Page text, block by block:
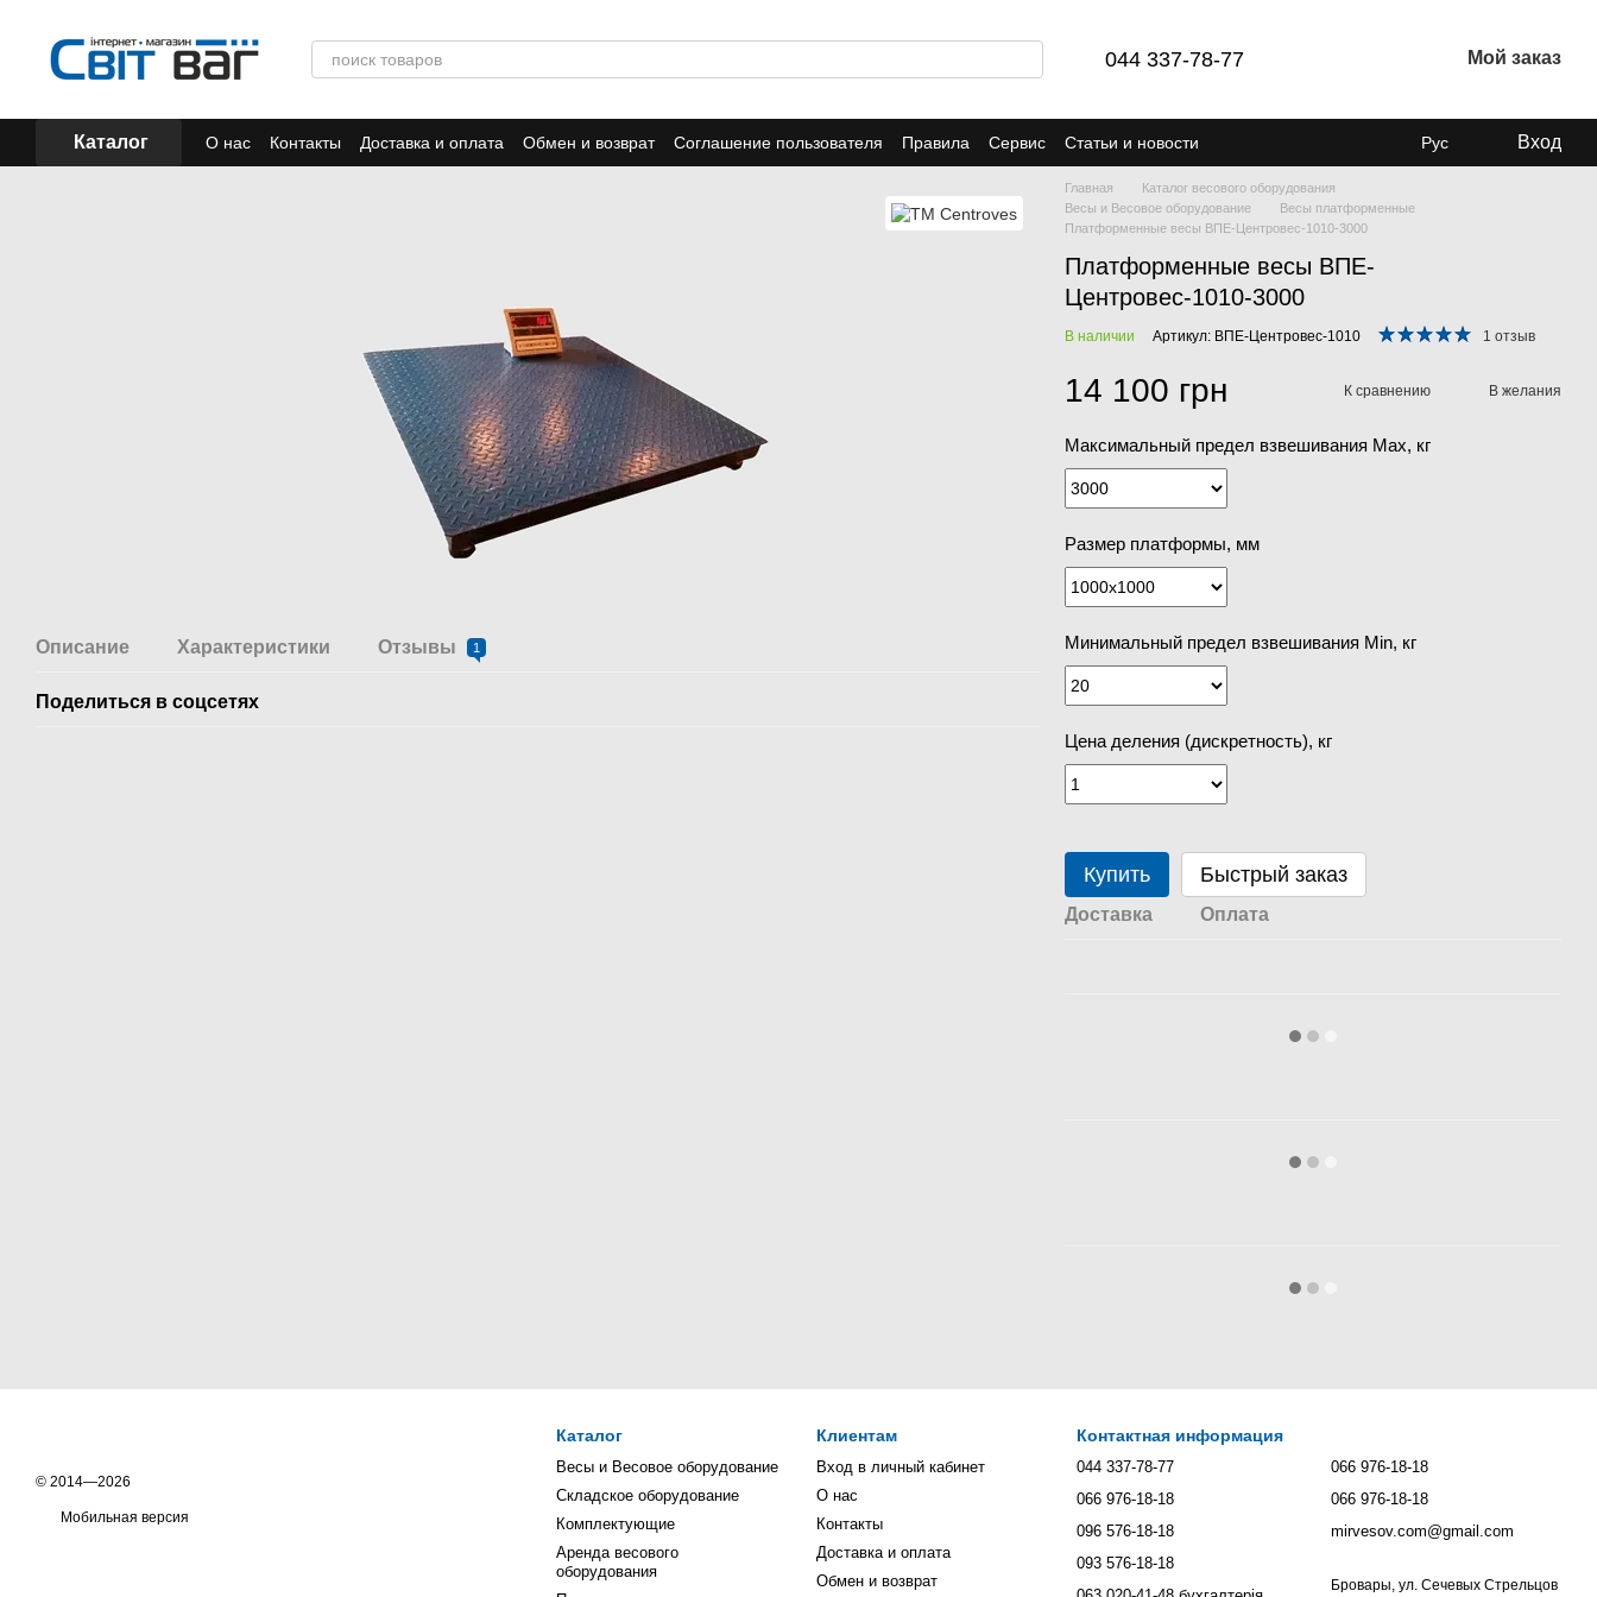
044 337-78-77 Мой заказ
Каталог О нас Контакты Доставка и оплата Обмен и возврат Соглашение пользователя Правила Сервис
Статьи и новости
Отзывы
Акции
Рус Вход
Описание Характеристики Отзывы 1
Поделиться в соцсетях
Главная
Каталог весового оборудования
Весы и Весовое оборудование
Весы платформенные
Платформенные весы ВПЕ-Центровес-1010-3000
Платформенные весы ВПЕ-
Центровес-1010-3000
В наличии Артикул: ВПЕ-Центровес-1010 1 отзыв
14 100 грн К сравнению В желания
Максимальный предел взвешивания Мах, кг
Размер платформы, мм
Минимальный предел взвешивания Min, кг
Цена деления (дискретность), кг
Купить Быстрый заказ
Доставка Оплата
© 2014—2026
Мобильная версия
Каталог
Весы и Весовое оборудование
Складское оборудование
Комплектующие
Аренда весового
оборудования
Клиентам
Вход в личный кабинет
О нас
Контакты
Доставка и оплата
Обмен и возврат
Контактная информация
044 337-78-77
066 976-18-18
096 576-18-18
093 576-18-18
066 976-18-18
066 976-18-18
mirvesov.com@gmail.com
Бровары, ул. Сечевых Стрельцов